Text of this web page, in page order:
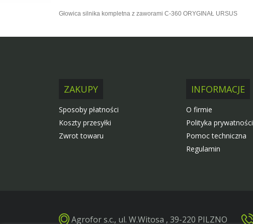
Głowica silnika kompletna z zaworami C-360 ORYGINAŁ URSUS
ZAKUPY
Sposoby płatności
Koszty przesyłki
Zwrot towaru
INFORMACJE
O firmie
Polityka prywatności
Pomoc techniczna
Regulamin
Agrofor s.c., ul. W.Witosa , 39-220 PILZNO